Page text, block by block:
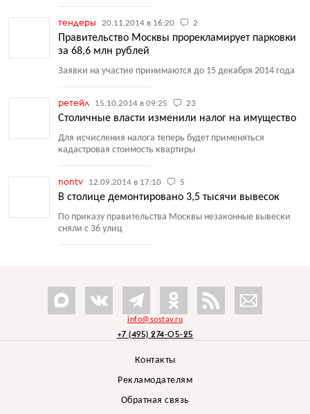
тендеры 20.11.2014 в 16:20 2
Правительство Москвы прорекламирует парковки
за 68,6 млн рублей
Заявки на участие принимаются до 15 декабря 2014 года
ретейл 15.10.2014 в 09:25 23
Столичные власти изменили налог на имущество
Для исчисления налога теперь будет применяться
кадастровая стоимость квартиры
nontv 12.09.2014 в 17:10 5
В столице демонтировано 3,5 тысячи вывесок
По приказу правительства Москвы незаконные вывески
сняли с 36 улиц
info@sostav.ru
+7 (495) 274-05-25
Контакты
Рекламодателям
Обратная связь